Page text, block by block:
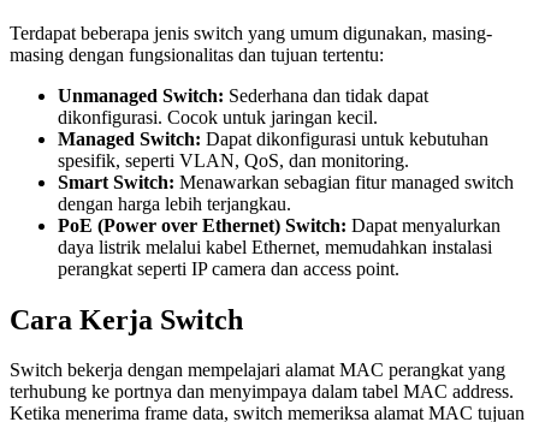
Terdapat beberapa jenis switch yang umum digunakan, masing-
masing dengan fungsionalitas dan tujuan tertentu:
Unmanaged Switch: Sederhana dan tidak dapat
dikonfigurasi. Cocok untuk jaringan kecil.
Managed Switch: Dapat dikonfigurasi untuk kebutuhan
spesifik, seperti VLAN, QoS, dan monitoring.
Smart Switch: Menawarkan sebagian fitur managed switch
dengan harga lebih terjangkau.
PoE (Power over Ethernet) Switch: Dapat menyalurkan
daya listrik melalui kabel Ethernet, memudahkan instalasi
perangkat seperti IP camera dan access point.
Cara Kerja Switch
Switch bekerja dengan mempelajari alamat MAC perangkat yang
terhubung ke portnya dan menyimpaya dalam tabel MAC address.
Ketika menerima frame data, switch memeriksa alamat MAC tujuan